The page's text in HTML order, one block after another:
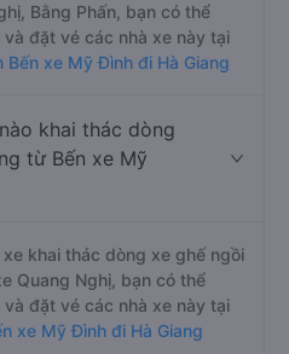
Bằng Phấn, bạn có thể
đặt vé các nhà xe này tại
Bến xe Mỹ Đình đi Hà Giang
khai thác dòng
từ Bến xe Mỹ
khai thác dòng xe ghế ngồi
Quang Nghị, bạn có thể
đặt vé các nhà xe này tại
xe Mỹ Đình đi Hà Giang